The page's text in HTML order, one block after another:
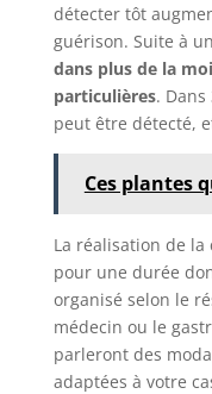
détecter tôt
guérison. Suite à
dans plus de la
particulières. Dans
peut être détecté,
Ces plantes
La réalisation de
pour une durée
organisé selon le
médecin ou le
parleront des
adaptées à votre